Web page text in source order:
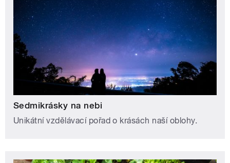
Sedmikrásky na nebi
Unikátní vzdělávací pořad o krásách naší oblohy.